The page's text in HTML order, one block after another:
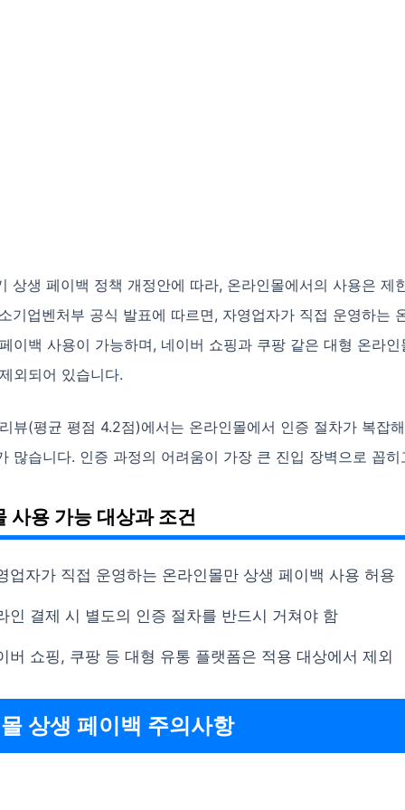
상생 페이백 정책 개정안에 따라, 온라인몰에서의 사용은 제
기업벤처부 공식 발표에 따르면, 자영업자가 직접 운영하는
이백 사용이 가능하며, 네이버 쇼핑과 쿠팡 같은 대형 온라
외되어 있습니다.
뷰(평균 평점 4.2점)에서는 온라인몰에서 인증 절차가 복잡
많습니다. 인증 과정의 어려움이 가장 큰 진입 장벽으로 꼽히
사용 가능 대상과 조건
업자가 직접 운영하는 온라인몰만 상생 페이백 사용 허용
인 결제 시 별도의 인증 절차를 반드시 거쳐야 함
버 쇼핑, 쿠팡 등 대형 유통 플랫폼은 적용 대상에서 제외
상생 페이백 주의사항